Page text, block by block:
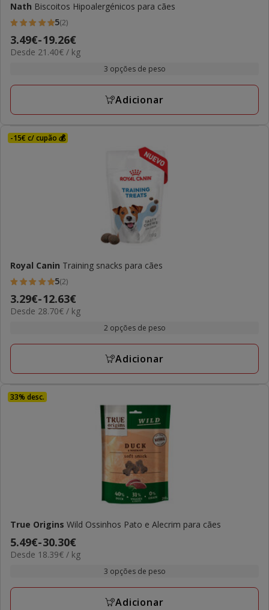
Nath Biscoitos Hipoalergénicos para cães
5
estrelas
com
avaliações
5(2)
Preço
de
a
3.49€-19.26€
21.40€
Desde 21.40€ / kg
3 opções de peso
Adicionar
-15€ c/ cupão 💰
Royal Canin Training snacks para cães
5
estrelas
com
avaliações
5(2)
Preço
de
a
3.29€-12.63€
28.70€
Desde 28.70€ / kg
2 opções de peso
Adicionar
33% desc.
True Origins Wild Ossinhos Pato e Alecrim para cães
Preço
de
a
5.49€-30.30€
18.39€
Desde 18.39€ / kg
3 opções de peso
Adicionar